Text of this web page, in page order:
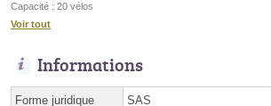
Capacité : 20 vélos
Voir tout
Informations
Forme juridique SAS